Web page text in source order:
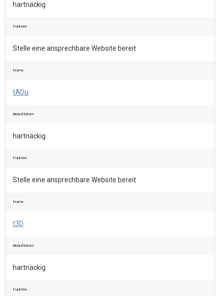
hartnäckig
Funktion
Stelle eine ansprechbare Website bereit
Name
tADu
Ablaufdatum
hartnäckig
Funktion
Stelle eine ansprechbare Website bereit
Name
t3D
Ablaufdatum
hartnäckig
Funktion